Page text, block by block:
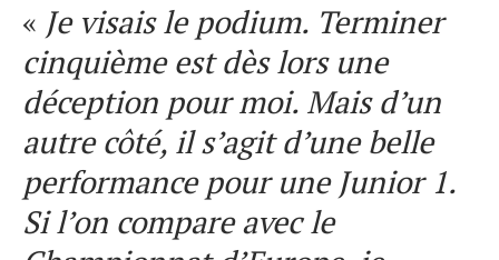
« Je visais le podium. Terminer
cinquième est dès lors une
déception pour moi. Mais d’un
autre côté, il s’agit d’une belle
performance pour une Junior 1.
Si l’on compare avec le